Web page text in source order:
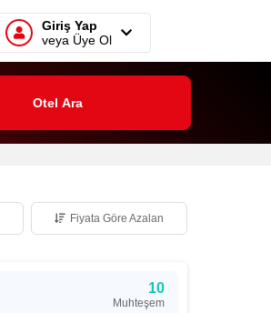
Giriş Yap
veya Üye Ol
Otel Ara
Fiyata Göre Azalan
10
Muhteşem